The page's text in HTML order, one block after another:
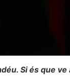
Si és que